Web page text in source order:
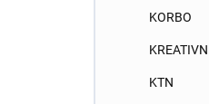
KORBO
KTN